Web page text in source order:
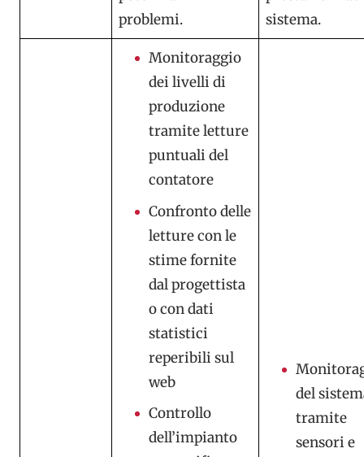
problemi.
sistema.
Monitoraggio
dei livelli di
produzione
tramite letture
puntuali del
contatore
Confronto delle
letture con le
stime fornite
dal progettista
o con dati
statistici
reperibili sul
web
Controllo
dell’impianto
del
tramite
sensori e